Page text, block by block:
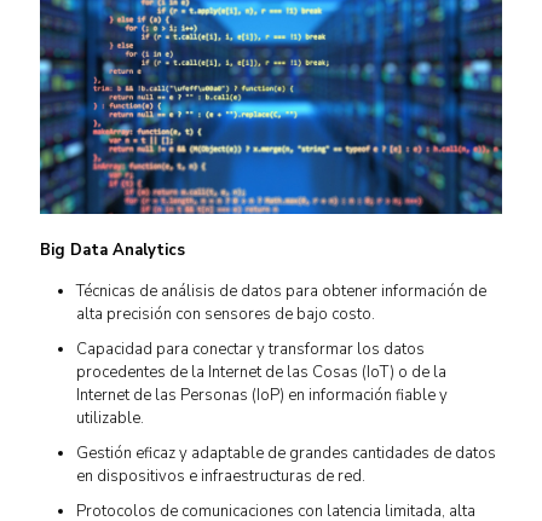
Big Data Analytics
Técnicas de análisis de datos para obtener información de
alta precisión con sensores de bajo costo.
Capacidad para conectar y transformar los datos
procedentes de la Internet de las Cosas (IoT) o de la
Internet de las Personas (IoP) en información fiable y
utilizable.
Gestión eficaz y adaptable de grandes cantidades de datos
en dispositivos e infraestructuras de red.
Protocolos de comunicaciones con latencia limitada, alta